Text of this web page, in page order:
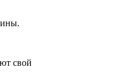
свой